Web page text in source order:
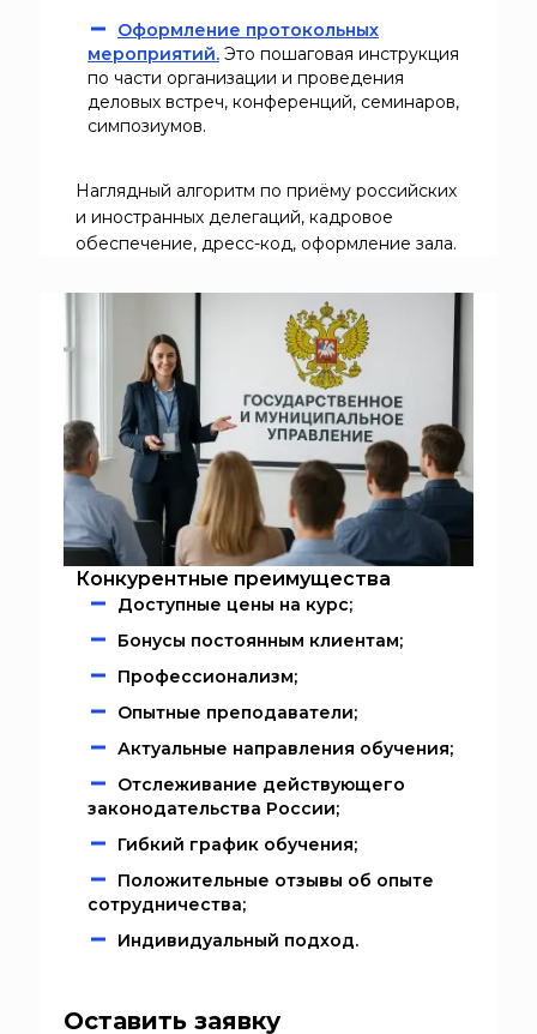
Оформление протокольных
мероприятий. Это пошаговая инструкция
по части организации и проведения
деловых встреч, конференций, семинаров,
симпозиумов.
Наглядный алгоритм по приёму российских
и иностранных делегаций, кадровое
обеспечение, дресс-код, оформление зала.
Конкурентные преимущества
Доступные цены на курс;
Бонусы постоянным клиентам;
Профессионализм;
Опытные преподаватели;
Актуальные направления обучения;
Отслеживание действующего
законодательства России;
Гибкий график обучения;
Положительные отзывы об опыте
сотрудничества;
Индивидуальный подход.
Оставить заявку